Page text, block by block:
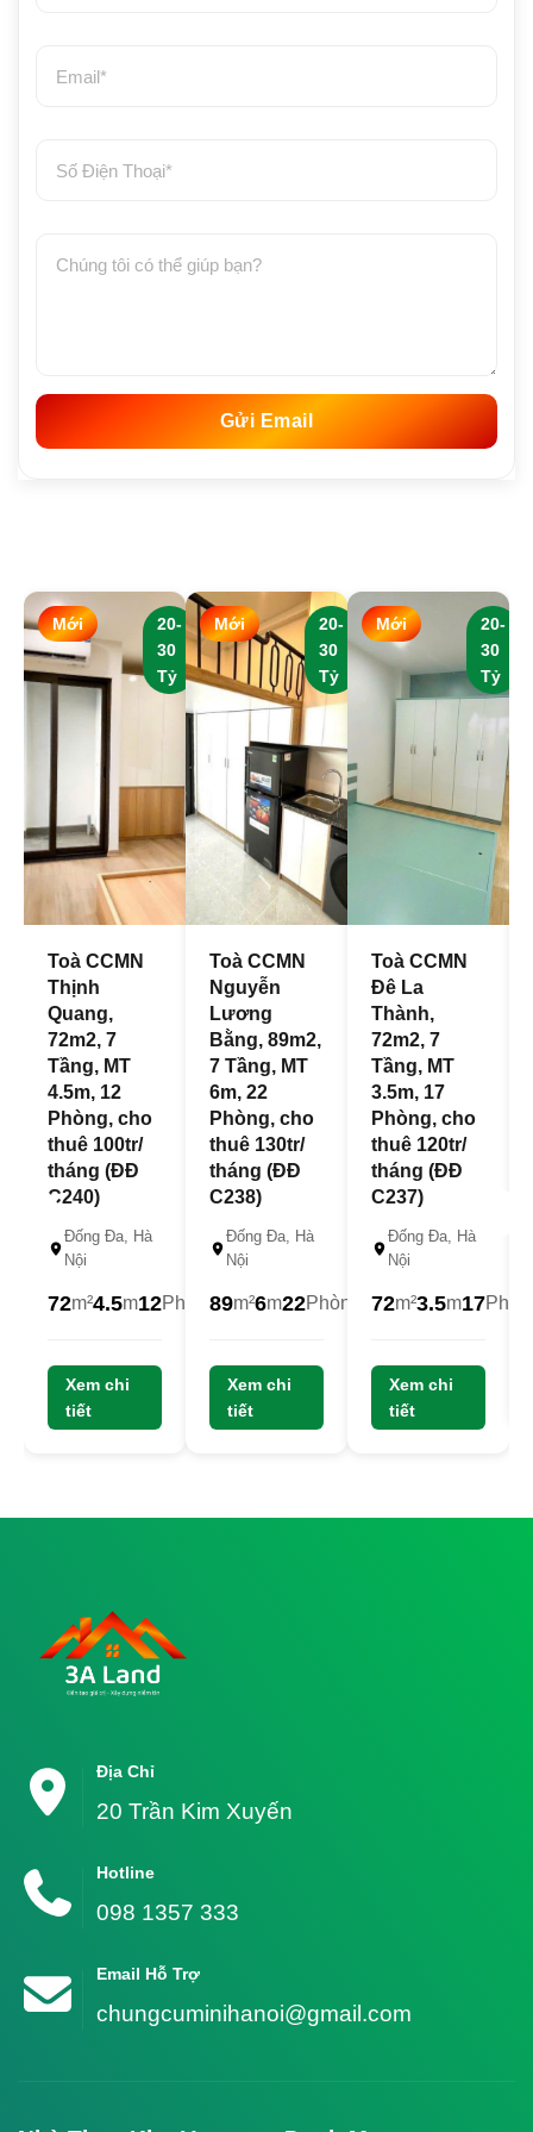
Mới
20-
30
Tỷ
Toà CCMN
Thịnh
Quang,
72m2, 7
Tầng, MT
4.5m, 12
Phòng, cho
thuê 100tr/
tháng (ĐĐ
C240)
Đống Đa, Hà
Nội
72m²4.5m12Phòng
23Tỷ
Xem chi
tiết
Mới
20-
30
Tỷ
Toà CCMN
Nguyễn
Lương
Bằng, 89m2,
7 Tầng, MT
6m, 22
Phòng, cho
thuê 130tr/
tháng (ĐĐ
C238)
Đống Đa, Hà
Nội
89m²6m22Phòng
22.5Tỷ
Xem chi
tiết
Mới
20-
30
Tỷ
Toà CCMN
Đê La
Thành,
72m2, 7
Tầng, MT
3.5m, 17
Phòng, cho
thuê 120tr/
tháng (ĐĐ
C237)
Đống Đa, Hà
Nội
72m²3.5m17
22Tỷ
Xem chi
tiết
Địa Chỉ
20 Trần Kim Xuyến
Hotline
098 1357 333
Email Hỗ Trợ
chungcuminihanoi@gmail.com